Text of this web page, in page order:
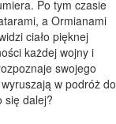
Po tym czasie
a Ormianami
ciało pięknej
każdej wojny i
swojego
w podróż do
się dalej?